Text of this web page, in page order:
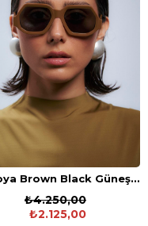
Lunoya Brown Black Güneş Gözlüğü
₺2.125,00
₺4.250,00